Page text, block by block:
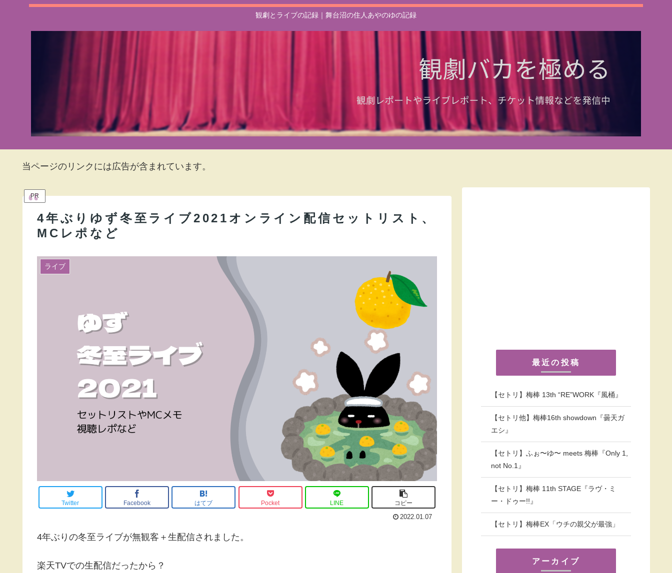
観劇とライブの記録｜舞台沼の住人あやのゆの記録
当ページのリンクには広告が含まれています。
PR
4年ぶりゆず冬至ライブ2021オンライン配信セットリスト、
MCレポなど
ライブ
Twitter Facebook はてブ Pocket LINE コピー
2022.01.07
4年ぶりの冬至ライブが無観客＋生配信されました。
楽天TVでの生配信だったから？
最近の投稿
【セトリ】梅棒 13th “RE”WORK『風桶』
【セトリ他】梅棒16th showdown『曇天ガ
エシ』
【セトリ】ふぉ〜ゆ〜 meets 梅棒『Only 1,
not No.1』
【セトリ】梅棒 11th STAGE『ラヴ・ミ
ー・ドゥー!!』
【セトリ】梅棒EX「ウチの親父が最強」
アーカイブ